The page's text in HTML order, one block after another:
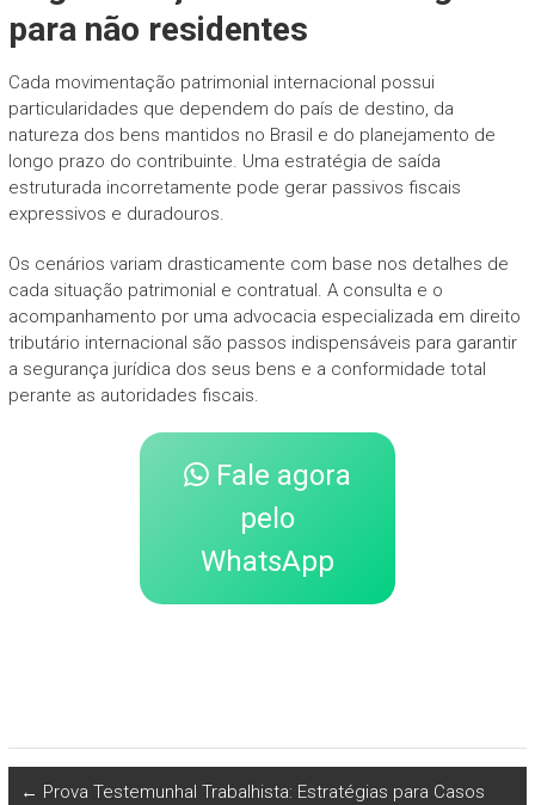
para não residentes
Cada movimentação patrimonial internacional possui
particularidades que dependem do país de destino, da
natureza dos bens mantidos no Brasil e do planejamento de
longo prazo do contribuinte. Uma estratégia de saída
estruturada incorretamente pode gerar passivos fiscais
expressivos e duradouros.
Os cenários variam drasticamente com base nos detalhes de
cada situação patrimonial e contratual. A consulta e o
acompanhamento por uma advocacia especializada em direito
tributário internacional são passos indispensáveis para garantir
a segurança jurídica dos seus bens e a conformidade total
perante as autoridades fiscais.
Fale agora
pelo
WhatsApp
← Prova Testemunhal Trabalhista: Estratégias para Casos